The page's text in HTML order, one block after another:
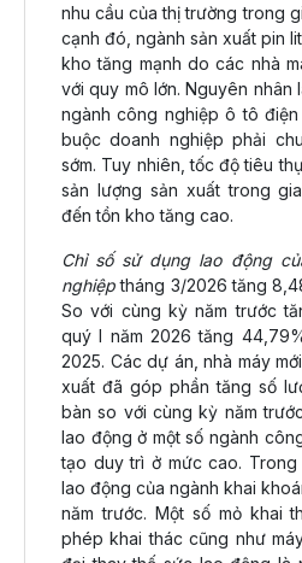
nhu cầu của thị trường trong
cạnh đó, ngành sản xuất pin
kho tăng mạnh do các nhà
với quy mô lớn. Nguyên nhân
ngành công nghiệp ô tô điện
buộc doanh nghiệp phải
sớm. Tuy nhiên, tốc độ tiêu
sản lượng sản xuất trong
đến tồn kho tăng cao.
Chỉ số sử dụng lao động
nghiệptháng 3/2026 tăng
So với cùng kỳ năm trước
quý I năm 2026 tăng
2025. Các dự án, nhà máy
xuất đã góp phần tăng số
bàn so với cùng kỳ năm
lao động ở một số ngành
tạo duy trì ở mức cao.
lao động của ngành khai
năm trước. Một số mỏ khai
phép khai thác cũng như